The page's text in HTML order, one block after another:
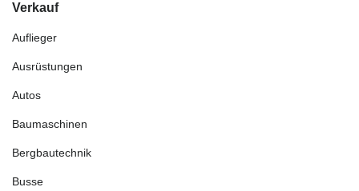
Verkauf
Auflieger
Ausrüstungen
Autos
Baumaschinen
Bergbautechnik
Busse